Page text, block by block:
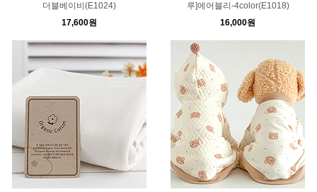
더블베이비(E1024)
17,600원
루]에어블리-4color(E1018)
16,000원